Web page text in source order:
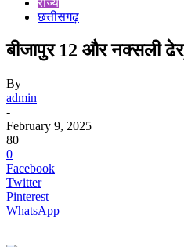
राज्य
छत्तीसगढ़
बीजापुर 12 और नक्सली
By
admin
-
February 9, 2025
80
0
Facebook
Twitter
Pinterest
WhatsApp